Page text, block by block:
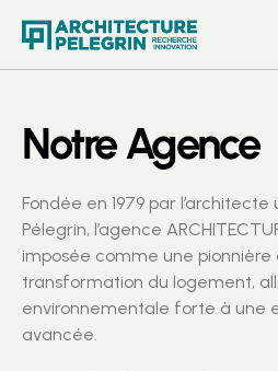
Notre Agence
Fondée en 1979 par
Pélegrin, l’agence
imposée comme une
transformation du logement,
environnementale forte à une
avancée.